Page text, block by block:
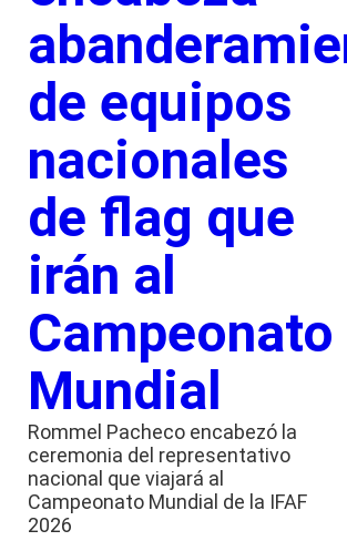
de equipos
nacionales
de flag que
irán al
Campeonato
Mundial
Rommel Pacheco encabezó la
ceremonia del representativo
nacional que viajará al
Campeonato Mundial de la IFAF
2026